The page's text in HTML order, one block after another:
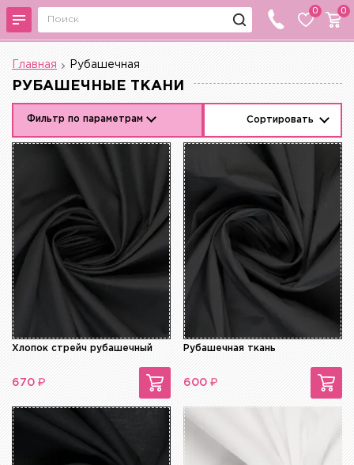
0 0
Главная Рубашечная
РУБАШЕЧНЫЕ ТКАНИ
Фильтр по параметрам Сортировать
Хлопок стрейч рубашечный
670 ₽
Рубашечная ткань
600 ₽